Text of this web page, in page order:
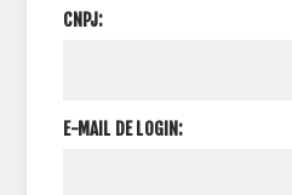
CNPJ:
E-MAIL DE LOGIN: